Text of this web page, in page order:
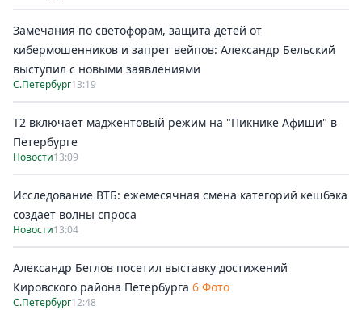
Замечания по светофорам, защита детей от
кибермошенников и запрет вейпов: Александр Бельский
выступил с новыми заявлениями
С.Петербург13:19
Т2 включает маджентовый режим на "Пикнике Афиши" в
Петербурге
Новости13:09
Исследование ВТБ: ежемесячная смена категорий кешбэка
создает волны спроса
Новости13:04
Александр Беглов посетил выставку достижений
Кировского района Петербурга 6 Фото
С.Петербург12:48